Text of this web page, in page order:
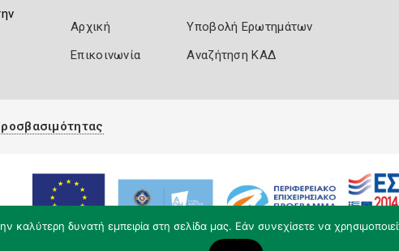
Αρχική
Επικοινωνία
Υποβολή Ερωτημάτων
Αναζήτηση ΚΑΔ
δυνατή εμπειρία στη σελίδα μας. Εάν συνεχίσετε να